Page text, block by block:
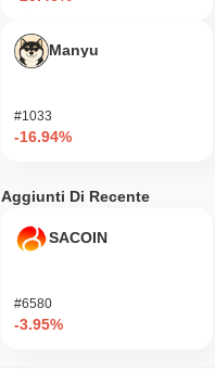
Manyu
#1033
-16.94%
Aggiunti Di Recente
SACOIN
#6580
-3.95%